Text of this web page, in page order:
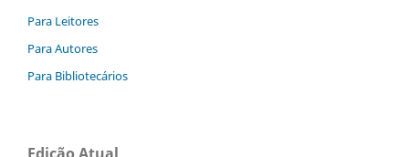
Para Leitores
Para Autores
Para Bibliotecários